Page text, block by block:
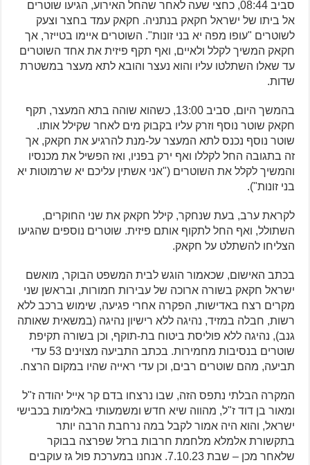
סביב 08:44, כחצי שעה לאחר שהחל האירוע, הגיעו שוטרים
אל ביתו של ישראל חקאק בנתניה. חקאק עמד בחצר וצעק
לשוטרים "עופו מפה יא בני זונות". השוטרים איימו בטייזר, אך
חקאק המשיך לקלל ולאיים, ואף תקף פיזית את אחד השוטרים
עד שאלו השתלטו עליו והוא נעצר והובא לתא מעצר במשטרת
שדות.
בהמשך היום, סביב 13:00, כשהוא שוהה בתא המעצר, תקף
חקאק שוטר נוסף וזרק עליו בקבוק מים לאחר שקילל אותו.
שוטר נוסף נכנס לתא המעצר על-מנת להרגיע את חקאק, אך
זה בתגובה החל לקללו ואף ירק בפניו, ואז הפשיל את מכנסיו
והמשיך לקלל את השוטרים ("אני אשתין עליכם יא שרמוטות יא
בני זונות").
לקראת ערב, בעת שנחקר, קילל חקאק את שני החוקרים,
השתולל, ואף החל לתקוף אותם פיזית. שוטרים נוספים שהגיעו
הצליחו להשתלט על חקאק.
בכתב האישום, שכאמור הוגש לבית המשפט הבוקר, מואשם
ישראל חקאק בשורה ארוכה של עבירות חמורות, ובראשן שני
מקרים רצח באדישות, הפקרה אחרי פגיעה, שימוש ברכב ללא
רשות, חבלה במזיד, נהיגה ללא רישיון נהיגה (במשאית שאותה
גנב), נהיגה ללא פוליסת ביטוח בת-תוקף, וכן בשורה תקיפת
שוטרים בנסיבות מחמירות. בכתב התביעה מצוינים 53 עדי
תביעה, מהם שוטרים רבים, וכן עדי ראייה שהיו במקום הרצח.
המקרה הבלתי נתפס הזה, שבו נרצחו בדם קר אייל יהודה ז"ל
ומאור בן דוד ז"ל, מהווה שיא חדש ומשמעותי באלימות בכבישי
ישראל, והוא היה אמור לקבל במה נרחבת הרבה יותר
בתקשורת אלמלא מלחמת חרבות ברזל שפרצה בבוקר
שלאחר מכן – שבת 7.10.23. אנחנו במערכת פול גז עוקבים